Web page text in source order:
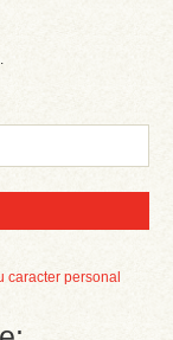
caracter personal